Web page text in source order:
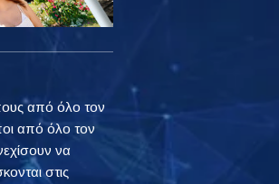
από όλο τον
από όλο τον
να
στις